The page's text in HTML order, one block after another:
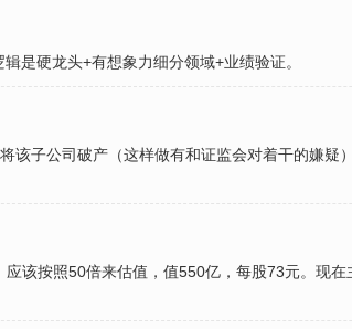
是硬龙头+有想象力细分领域+业绩验证。
子公司破产（这样做有和证监会对着干的嫌
该按照50倍来估值，值550亿，每股73元。现